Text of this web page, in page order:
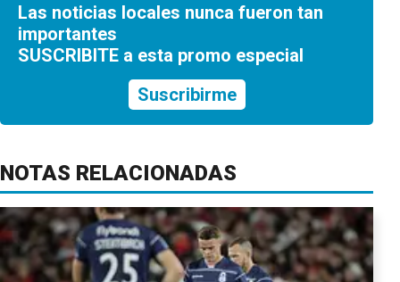
Las noticias locales nunca fueron tan
importantes
SUSCRIBITE a esta promo especial
Suscribirme
NOTAS RELACIONADAS